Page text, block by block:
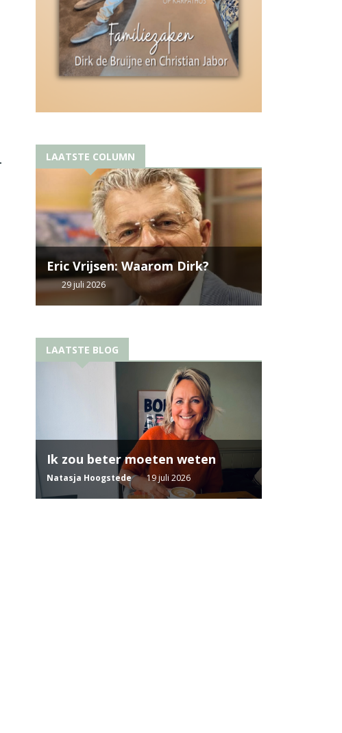
LAATSTE COLUMN
Eric Vrijsen: Waarom Dirk?
29 juli 2026
LAATSTE BLOG
Ik zou beter moeten weten
Natasja Hoogstede 19 juli 2026